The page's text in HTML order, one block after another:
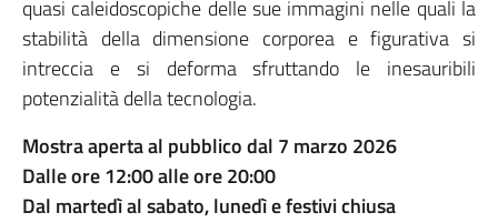
quasi caleidoscopiche delle sue immagini nelle quali la
stabilità della dimensione corporea e figurativa si
intreccia e si deforma sfruttando le inesauribili
potenzialità della tecnologia.
Mostra aperta al pubblico dal 7 marzo 2026
Dalle ore 12:00 alle ore 20:00
Dal martedì al sabato, lunedì e festivi chiusa